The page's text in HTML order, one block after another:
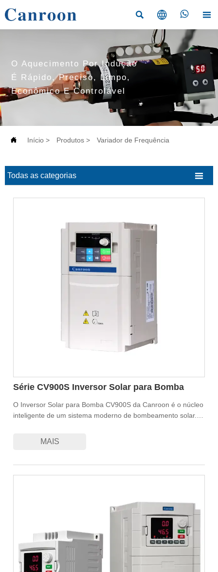
   
O Aquecimento Por Indução
É Rápido, Preciso, Limpo,
Econômico E Controlável
 Início > Produtos > Variador de Frequência
Todas as categorias 
Série CV900S Inversor Solar para Bomba
O Inversor Solar para Bomba CV900S da Canroon é o núcleo
inteligente de um sistema moderno de bombeamento solar.
converte perfeitamente a energia solar em energia CA
automatizado inteligente e capacidades de monitoramento
remoto. Representa uma solução econômica, ecológica e
preparada para o futuro para todas as suas necessidades de
bombeamento de água, reduzindo a dependência de fontes
de energia tradicionais e custos operacionais.
MAIS